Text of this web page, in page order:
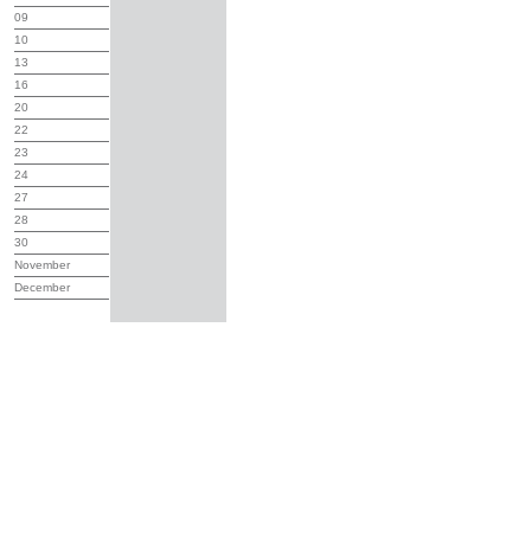
09
10
13
16
20
22
23
24
27
28
30
November
December